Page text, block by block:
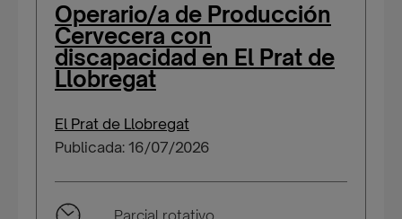
Operario/a de Producción
Cervecera con
discapacidad en El Prat de
Llobregat
El Prat de Llobregat
Publicada: 16/07/2026
Parcial rotativo